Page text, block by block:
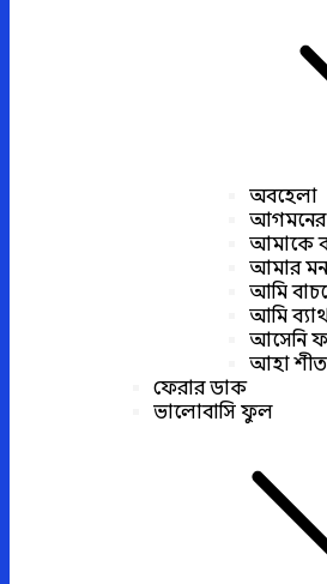
অবহেলা
আগমনের
আমাকে
আমার মন
আমি
আমি
আসেনি
আহা শীত
ফেরার ডাক
ভালোবাসি ফুল